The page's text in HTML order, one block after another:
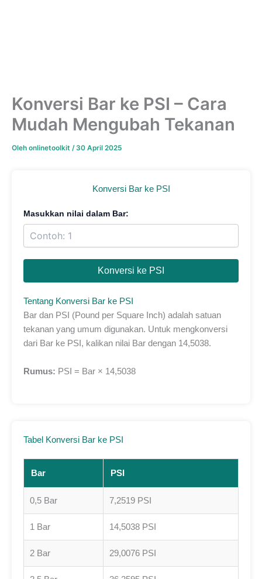
Konversi Bar ke PSI – Cara
Mudah Mengubah Tekanan
Oleh onlinetoolkit / 30 April 2025
Konversi Bar ke PSI
Masukkan nilai dalam Bar:
Konversi ke PSI
Tentang Konversi Bar ke PSI
Bar dan PSI (Pound per Square Inch) adalah satuan
tekanan yang umum digunakan. Untuk mengkonversi
dari Bar ke PSI, kalikan nilai Bar dengan 14,5038.
Rumus: PSI = Bar × 14,5038
Tabel Konversi Bar ke PSI
Bar PSI
0,5 Bar 7,2519 PSI
1 Bar 14,5038 PSI
2 Bar 29,0076 PSI